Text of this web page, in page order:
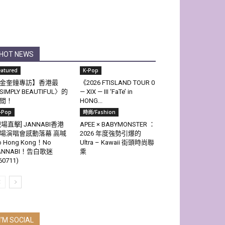
HOT NEWS
金奎鐘專訪】香港最
SIMPLY BEAUTIFUL〉的
！
K-Pop
《2026 FTISLAND TOUR 0
— XIX — III ‘FaTe’ in
HONG...
Pop
場直擊] JANNABI香港
演唱會感動落幕 高喊
Hong Kong！No
！告白歌迷
時尚/Fashion
APEE × BABYMONSTER ：
2026 年度強勢引爆的
Ultra – Kawaii 街頭時尚聯
乘
I'M SOCIAL